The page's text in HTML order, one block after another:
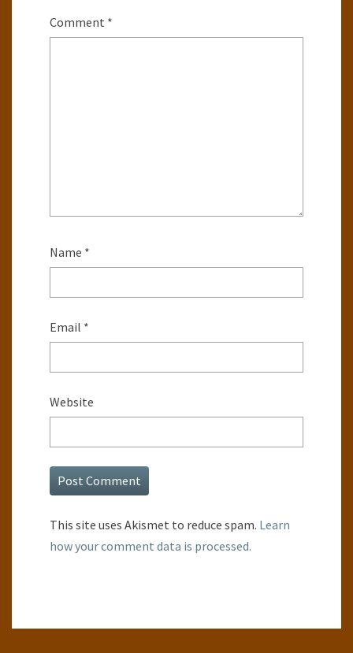
Comment *
Name *
Email *
Website
This site uses Akismet to reduce spam. Learn
how your comment data is processed.